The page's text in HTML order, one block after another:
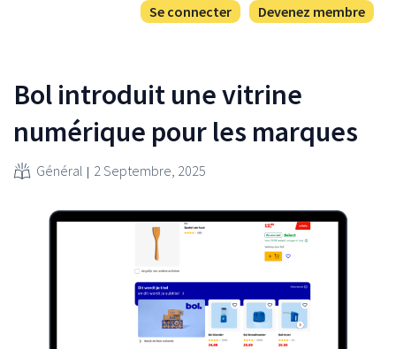
Se connecter
Devenez membre
Bol introduit une vitrine
numérique pour les marques
Général 2 Septembre, 2025